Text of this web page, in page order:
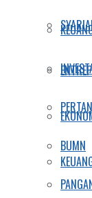
BUMN